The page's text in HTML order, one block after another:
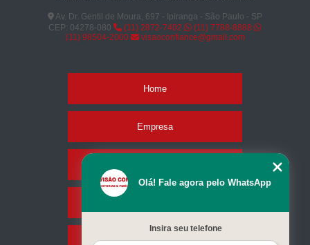
Av. Dr. Gentil de Moura, 697 - Ipiranga - São Paulo - SP
CEP: 04278-080
(11) 2872-7402
(11) 7788-8888
(11) 98504-2000
visaoconfiance@gmail.com
Home
Empresa
Contato
Olá! Fale agora pelo WhatsApp
Insira seu telefone